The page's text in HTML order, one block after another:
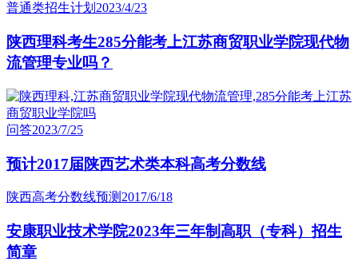
普通类招生计划 2023/4/23
陕西理科考生285分能考上江苏商贸职业学院现代物
流管理专业吗？
问答2023/7/25
预计2017届陕西艺术类本科高考分数线
陕西高考分数线预测 2017/6/18
安康职业技术学院2023年三年制高职（专科）招生
简章